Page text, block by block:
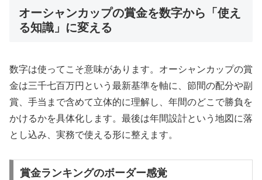
オーシャンカップの賞金を数字から「使え
る知識」に変える
数字は使ってこそ意味があります。オーシャンカップの賞
金は三千七百万円という最新基準を軸に、節間の配分や副
賞、手当まで含めて立体的に理解し、年間のどこで勝負を
かけるかを具体化します。最後は年間設計という地図に落
とし込み、実務で使える形に整えます。
賞金ランキングのボーダー感覚